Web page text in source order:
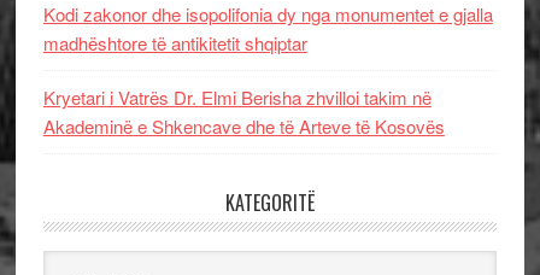
Kodi zakonor dhe isopolifonia dy nga monumentet e gjalla
madhështore të antikitetit shqiptar
Kryetari i Vatrës Dr. Elmi Berisha zhvilloi takim në
Akademinë e Shkencave dhe të Arteve të Kosovës
KATEGORITË